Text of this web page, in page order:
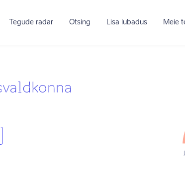
Tegude radar Otsing Lisa lubadus Meie